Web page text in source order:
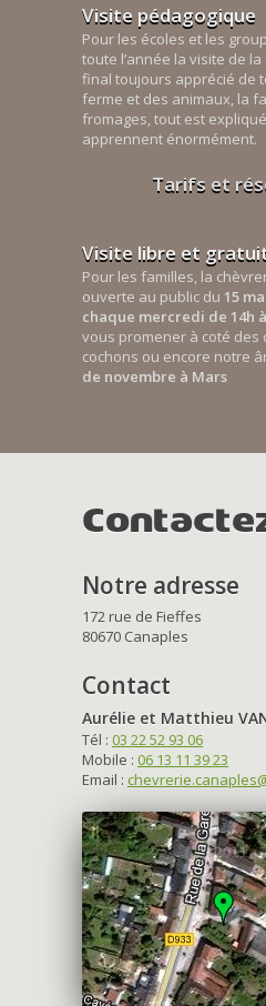
Visite pédagogique
Pour les écoles et les
toute l’année la visite de
final toujours apprécié de
ferme et des animaux, la
fromages, tout est
apprennent énormément.
Tarifs et
Visite libre et
Pour les familles, la
ouverte au public du 15
chaque mercredi de 14h
vous promener à coté des
cochons ou encore notre
de novembre à Mars
Notre adresse
172 rue de Fieffes
80670 Canaples
Contact
Aurélie et Matthieu
Tél : 03 22 52 93 06
Mobile : 06 13 11 39 23
Email :